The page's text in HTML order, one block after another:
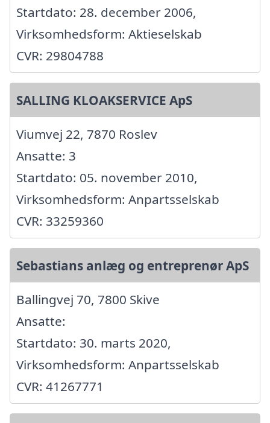
Startdato: 28. december 2006,
Virksomhedsform: Aktieselskab
CVR: 29804788
SALLING KLOAKSERVICE ApS
Viumvej 22, 7870 Roslev
Ansatte: 3
Startdato: 05. november 2010,
Virksomhedsform: Anpartsselskab
CVR: 33259360
Sebastians anlæg og entreprenør ApS
Ballingvej 70, 7800 Skive
Ansatte:
Startdato: 30. marts 2020,
Virksomhedsform: Anpartsselskab
CVR: 41267771